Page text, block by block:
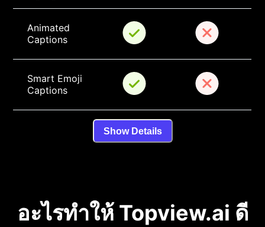
Animated
Captions
Smart Emoji
Captions
Show Details
อะไรทำให้ Topview.ai ดี